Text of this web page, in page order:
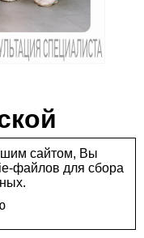
замечательных
и порядка в клинике